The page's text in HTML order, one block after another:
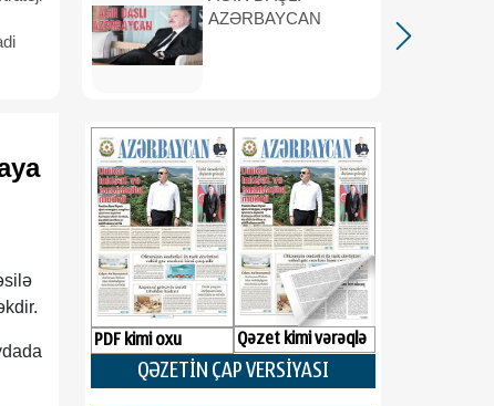
AZƏRBAYCAN
PDF kimi oxu Qəzet kimi vərəqlə
QƏZETİN ÇAP VERSİYASI